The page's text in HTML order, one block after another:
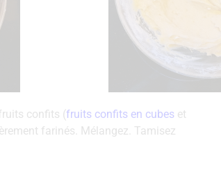
confits (fruits confits en cubes et
farinés. Mélangez. Tamisez